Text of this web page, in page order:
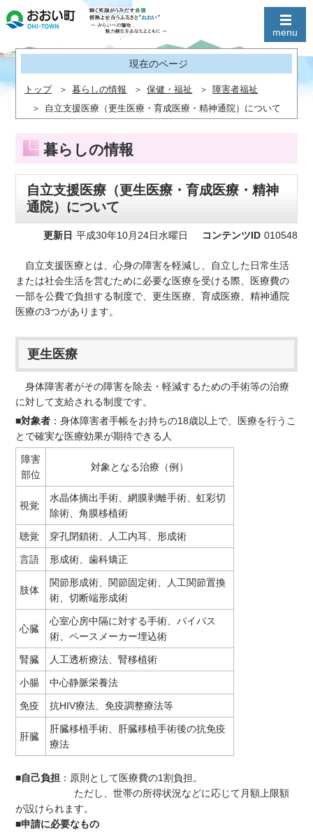
現在のページ
トップ 暮らしの情報 保健・福祉
障害者福祉
自立支援医療（更生医療・育成医療・精神通院）について
暮らしの情報
自立支援医療（更生医療・育成医療・精神
通院）について
更新日 平成30年10月24日水曜日 コンテンツID 010548
自立支援医療とは、心身の障害を軽減し、自立した日常生活
または社会生活を営むために必要な医療を受ける際、医療費の
一部を公費で負担する制度で、更生医療、育成医療、精神通院
医療の3つがあります。
更生医療
身体障害者がその障害を除去・軽減するための手術等の治療
に対して支給される制度です。
■対象者 ：身体障害者手帳をお持ちの18歳以上で、医療を行うこ
とで確実な医療効果が期待できる人
障害
部位
対象となる治療（例）
視覚
水晶体摘出手術、網膜剥離手術、虹彩切
除術、角膜移植術
聴覚 穿孔閉鎖術、人工内耳、形成術
言語 形成術、歯科矯正
肢体
関節形成術、関節固定術、人工関節置換
術、切断端形成術
心臓
心室心房中隔に対する手術、バイパス
術、ペースメーカー埋込術
腎臓 人工透析療法、腎移植術
小腸 中心静脈栄養法
免疫 抗HIV療法、免疫調整療法等
肝臓
肝臓移植手術、肝臓移植手術後の抗免疫
療法
■自己負担 ：原則として医療費の1割負担。
ただし、世帯の所得状況などに応じて月額上限額
が設けられます。
■申請に必要なもの